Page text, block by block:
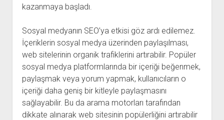
kazanmaya başladı.
Sosyal medyanın SEO’ya etkisi göz ardı edilemez.
İçeriklerin sosyal medya üzerinden paylaşılması,
web sitelerinin organik trafiklerini artırabilir. Popüler
sosyal medya platformlarında bir içeriği beğenmek,
paylaşmak veya yorum yapmak, kullanıcıların o
içeriği daha geniş bir kitleyle paylaşmasını
sağlayabilir. Bu da arama motorları tarafından
dikkate alınarak web sitesinin popülerliğini artırabilir